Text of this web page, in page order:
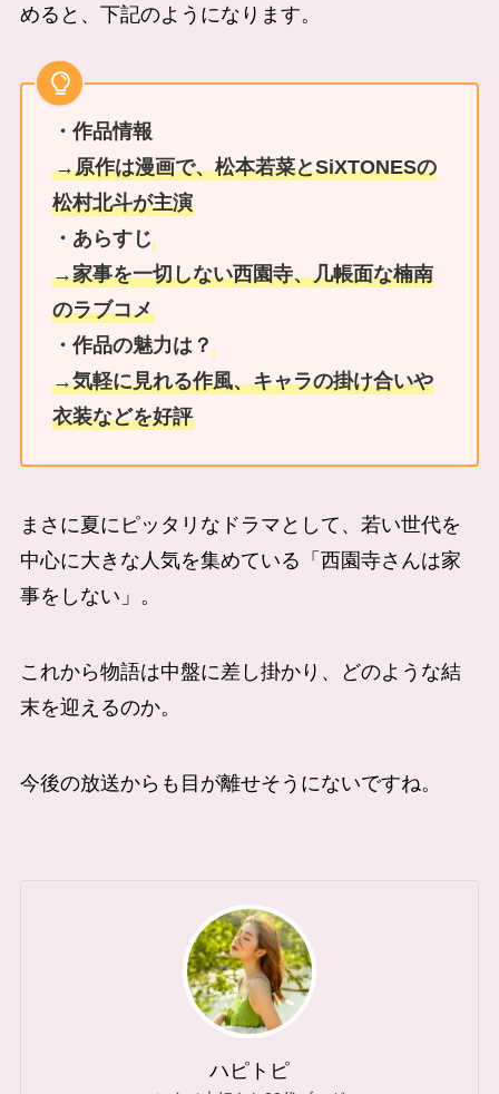
めると、下記のようになります。
・作品情報
→原作は漫画で、松本若菜とSiXTONESの
松村北斗が主演
・あらすじ
→家事を一切しない西園寺、几帳面な楠南
のラブコメ
・作品の魅力は？
→気軽に見れる作風、キャラの掛け合いや
衣装などを好評
まさに夏にピッタリなドラマとして、若い世代を
中心に大きな人気を集めている「西園寺さんは家
事をしない」。
これから物語は中盤に差し掛かり、どのような結
末を迎えるのか。
今後の放送からも目が離せそうにないですね。
ハピトピ